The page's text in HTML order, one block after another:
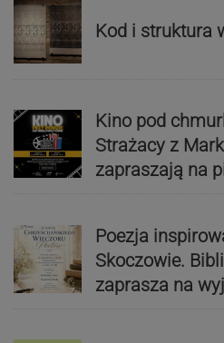
Kod i struktura
Kino pod
Strażacy z
zapraszają na
Poezja
Skoczowie.
zaprasza na